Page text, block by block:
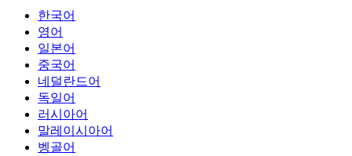
한국어
영어
일본어
중국어
네덜란드어
독일어
러시아어
말레이시아어
벵골어